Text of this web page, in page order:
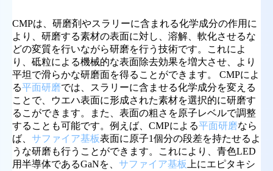
CMPは、研磨剤やスラリーに含まれる化学成分の作用に
より、研磨する素材の表面に対し、溶解、軟化させるな
どの変質を行いながら研磨を行う技術です。これによ
り、砥粒による機械的な表面除去効果を増大させ、より
平坦で滑らかな研磨面を得ることができます。 CMPによ
る平面研磨では、スラリーに含ませる化学成分を変える
ことで、ウエハ表面に形成された素材を選択的に研磨す
るこができます。また、表面の粗さを原子レベルで調整
することも可能です。例えば、CMPによる平面研磨なら
ば、 サファイア基板表面に原子1個分の段差を持たせるよ
うな研磨も行うことができます。これにより、青色LED
用半導体であるGaNを、 サファイア基板 上にエピタキシ